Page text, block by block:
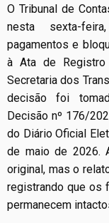
O Tribunal de
nesta sexta-
pagamentos e
à Ata de
Secretaria dos
decisão foi
Decisão nº 176/
do Diário Oficial
de maio de 2026.
original, mas o
registrando que os
permanecem